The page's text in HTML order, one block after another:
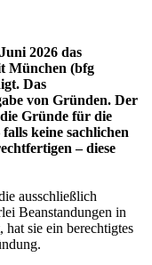
2026 das
München (bfg
Das
von Gründen. Der
Gründe für die
keine sachlichen
– diese
ausschließlich
Beanstandungen in
hat sie ein berechtigtes